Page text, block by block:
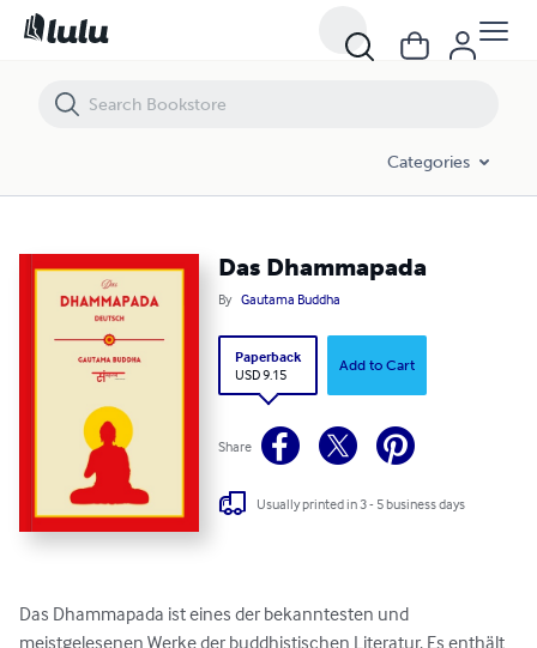
Categories
Das Dhammapada
By Gautama Buddha
Paperback
USD 9.15
Add to Cart
Share
Usually printed in 3 - 5 business days
Das Dhammapada ist eines der bekanntesten und
meistgelesenen Werke der buddhistischen Literatur. Es enthält
Das Dhammapada